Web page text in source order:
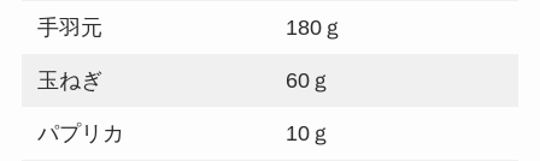
手羽元 180ｇ
玉ねぎ 60ｇ
パプリカ 10ｇ